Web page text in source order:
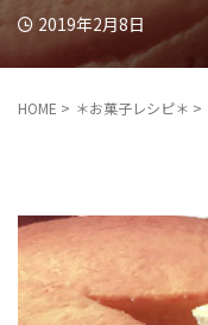
2019年2月8日
HOME > ＊お菓子レシピ＊ >